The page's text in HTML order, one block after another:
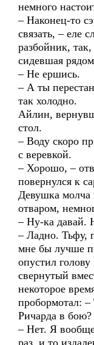
немного
– Наконец-то
связать, – еле
разбойник, так,
сидевшая
– Не ершись.
– А ты
так холодно.
Айлин,
стол.
– Воду скоро
с веревкой.
– Хорошо, –
повернулся к
Девушка молча
отваром,
– Ну-ка давай.
– Ладно. Тьфу,
мне бы лучше
опустил
свернутый
некоторое
пробормотал: –
Ричарда в бою?
– Нет. Я
раз, и то